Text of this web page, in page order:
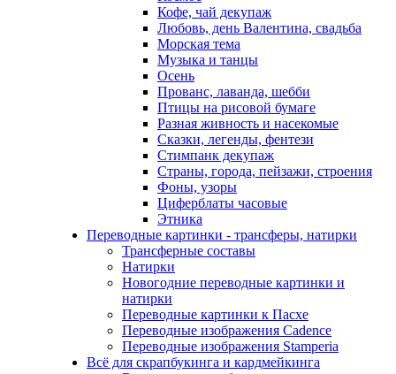
Кофе, чай декупаж
Любовь, день Валентина, свадьба
Морская тема
Музыка и танцы
Осень
Прованс, лаванда, шебби
Птицы на рисовой бумаге
Разная живность и насекомые
Сказки, легенды, фентези
Стимпанк декупаж
Страны, города, пейзажи, строения
Фоны, узоры
Циферблаты часовые
Этника
Переводные картинки - трансферы, натирки
Трансферные составы
Натирки
Новогодние переводные картинки и
натирки
Переводные картинки к Пасхе
Переводные изображения Cadence
Переводные изображения Stamperia
Всё для скрапбукинга и кардмейкинга